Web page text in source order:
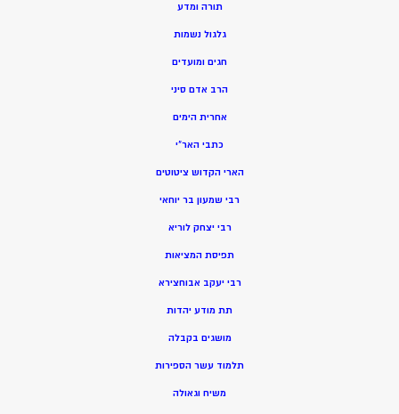
תורה ומדע
גלגול נשמות
חגים ומועדים
הרב אדם סיני
אחרית הימים
כתבי האר”י
הארי הקדוש ציטוטים
רבי שמעון בר יוחאי
רבי יצחק לוריא
תפיסת המציאות
רבי יעקב אבוחצירא
תת מודע יהדות
מושגים בקבלה
תלמוד עשר הספירות
משיח וגאולה